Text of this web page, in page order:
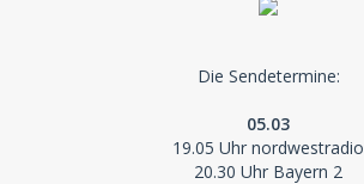
Die Sendetermine:
05.03
19.05 Uhr nordwestradio
20.30 Uhr Bayern 2